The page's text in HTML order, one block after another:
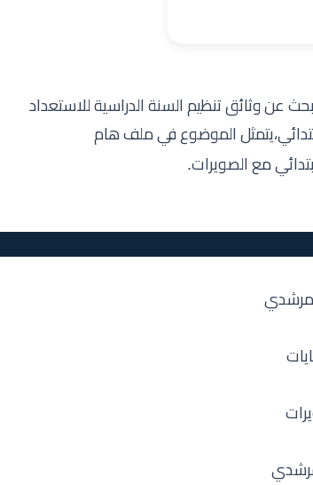
عن وثائق تنظيم السنة الدراسية للاستعداد
الموضوع في ملف هام
مع الصويرات.
مرشدي